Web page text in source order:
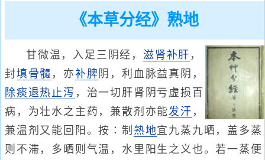
《本草分经》熟地
甘微温，入足三阴经，滋肾补肝 ，
封填骨髓 ，亦补脾 阴，利血脉益真阴，
除痰 退热止泻 ，治一切肝肾阴亏虚损百
病，为壮水之主药，兼散剂亦能发汗 ，
兼温剂又能回阳。按∶制 熟地宜九蒸九晒，盖多蒸
则不滞，多晒则气温，水里阳生之义也。若一蒸便